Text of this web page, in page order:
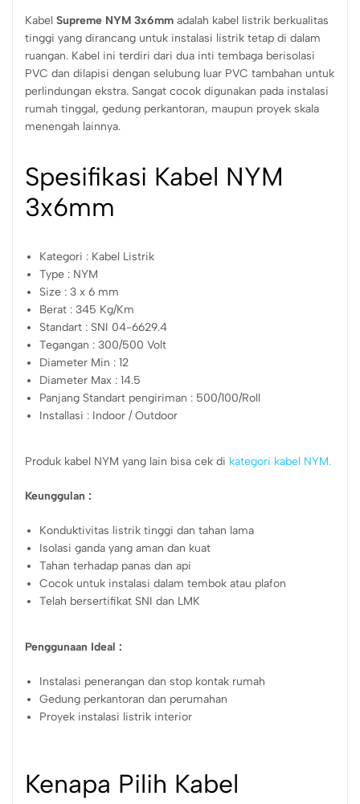
Kabel Supreme NYM 3x6mm adalah kabel listrik berkualitas
tinggi yang dirancang untuk instalasi listrik tetap di dalam
ruangan. Kabel ini terdiri dari dua inti tembaga berisolasi
PVC dan dilapisi dengan selubung luar PVC tambahan untuk
perlindungan ekstra. Sangat cocok digunakan pada instalasi
rumah tinggal, gedung perkantoran, maupun proyek skala
menengah lainnya.
Spesifikasi Kabel NYM
3x6mm
Kategori : Kabel Listrik
Type : NYM
Size : 3 x 6 mm
Berat : 345 Kg/Km
Standart : SNI 04-6629.4
Tegangan : 300/500 Volt
Diameter Min : 12
Diameter Max : 14.5
Panjang Standart pengiriman : 500/100/Roll
Installasi : Indoor / Outdoor
Produk kabel NYM yang lain bisa cek di kategori kabel NYM.
Keunggulan :
Konduktivitas listrik tinggi dan tahan lama
Isolasi ganda yang aman dan kuat
Tahan terhadap panas dan api
Cocok untuk instalasi dalam tembok atau plafon
Telah bersertifikat SNI dan LMK
Penggunaan Ideal :
Instalasi penerangan dan stop kontak rumah
Gedung perkantoran dan perumahan
Proyek instalasi listrik interior
Kenapa Pilih Kabel